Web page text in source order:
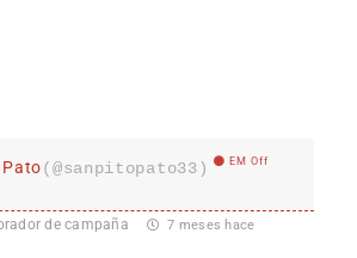
(@sanpitopato33) EM Off
de campaña 7 meses hace